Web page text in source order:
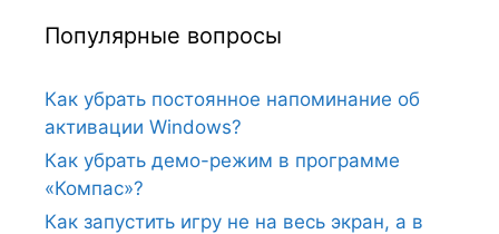
Популярные вопросы
Как убрать постоянное напоминание об
активации Windows?
Как убрать демо-режим в программе
«Компас»?
Как запустить игру не на весь экран, а в